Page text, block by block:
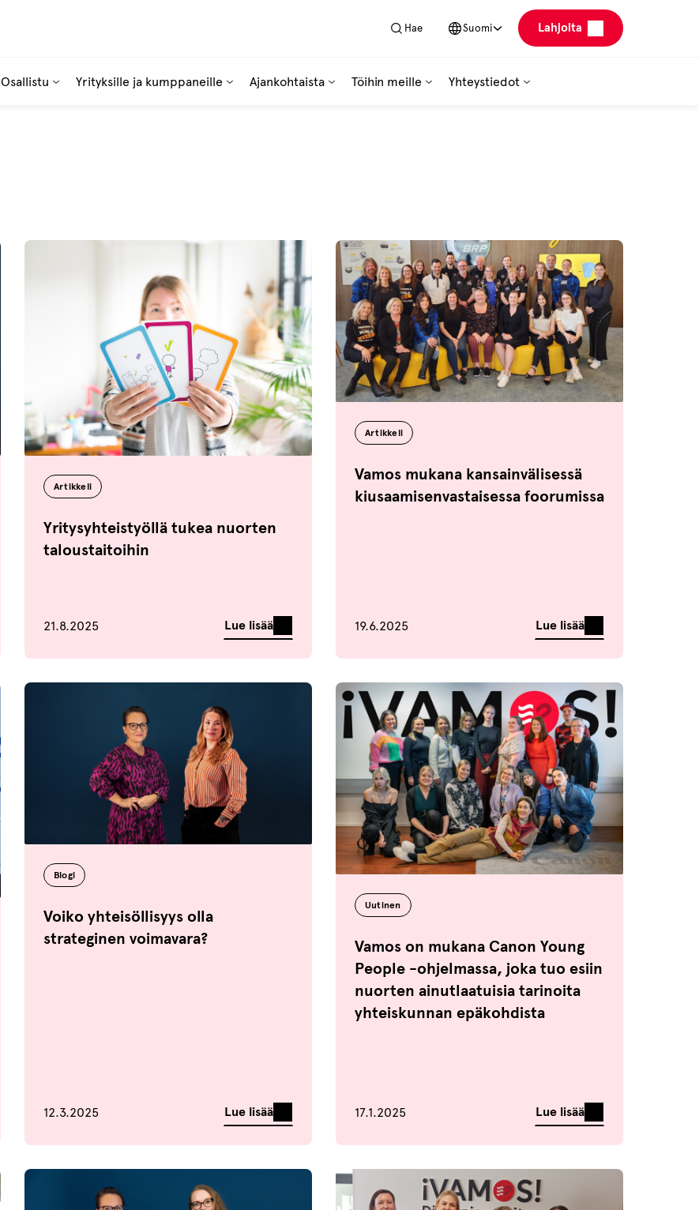
Hae Suomi Lahjoita
Osallistu Yrityksille ja kumppaneille Ajankohtaista Töihin meille Yhteystiedot
Artikkeli
Yritysyhteistyöllä tukea nuorten
taloustaitoihin
Julkaistu
21.8.2025 Lue lisää
Artikkeli
Vamos mukana kansainvälisessä
kiusaamisenvastaisessa foorumissa
Julkaistu
19.6.2025 Lue lisää
Blogi
Voiko yhteisöllisyys olla
strateginen voimavara?
Julkaistu
12.3.2025 Lue lisää
Uutinen
Vamos on mukana Canon Young
People -ohjelmassa, joka tuo esiin
nuorten ainutlaatuisia tarinoita
yhteiskunnan epäkohdista
Julkaistu
17.1.2025 Lue lisää